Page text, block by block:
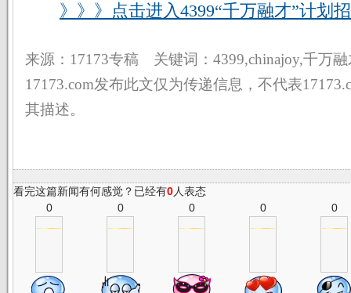
》》》点击进入4399“千万融才”计划
来源：17173专稿 关键词：4399,chinajoy,千万融
17173.com发布此文仅为传递信息，不代表
其描述。
看完这篇新闻有何感觉？已经有0人表态
0
0 0 0 0